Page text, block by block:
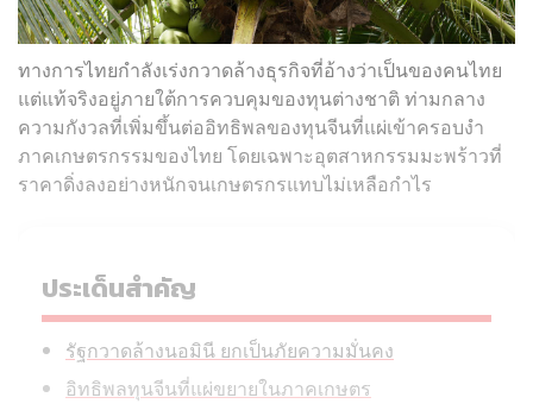
ทางการไทยกำลังเร่งกวาดล้างธุรกิจที่อ้างว่าเป็นของคนไทย
แต่แท้จริงอยู่ภายใต้การควบคุมของทุนต่างชาติ ท่ามกลาง
ความกังวลที่เพิ่มขึ้นต่ออิทธิพลของทุนจีนที่แผ่เข้าครอบงำ
ภาคเกษตรกรรมของไทย โดยเฉพาะอุตสาหกรรมมะพร้าวที่
ราคาดิ่งลงอย่างหนักจนเกษตรกรแทบไม่เหลือกำไร
ประเด็นสำคัญ
รัฐกวาดล้างนอมินี ยกเป็นภัยความมั่นคง
อิทธิพลทุนจีนที่แผ่ขยายในภาคเกษตร